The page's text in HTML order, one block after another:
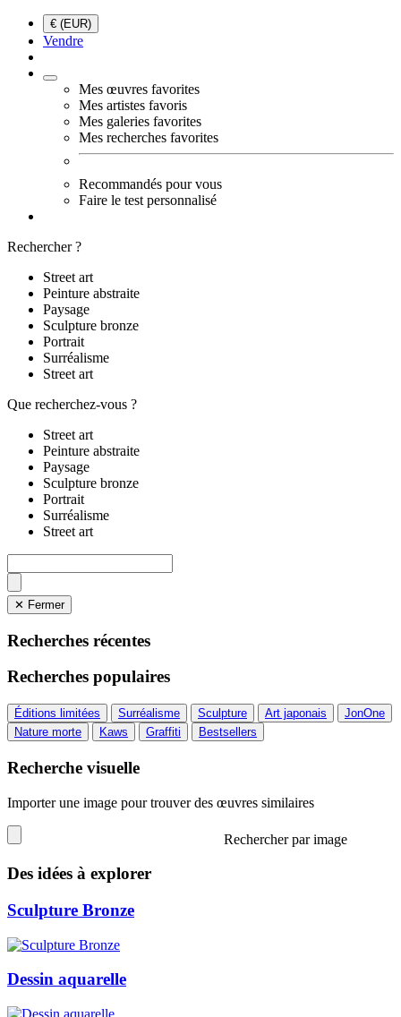
€ (EUR)
Vendre
Mes œuvres favorites
Mes artistes favoris
Mes galeries favorites
Mes recherches favorites
Recommandés pour vous
Faire le test personnalisé
Rechercher ?
Street art
Peinture abstraite
Paysage
Sculpture bronze
Portrait
Surréalisme
Street art
Que recherchez-vous ?
Street art
Peinture abstraite
Paysage
Sculpture bronze
Portrait
Surréalisme
Street art
✕ Fermer
Recherches récentes
Recherches populaires
Éditions limitées Surréalisme Sculpture Art japonais
JonOne
Nature morte
Kaws Graffiti Bestsellers
Recherche visuelle
Importer une image pour trouver des œuvres similaires
Rechercher par image
Des idées à explorer
Sculpture Bronze
Dessin aquarelle